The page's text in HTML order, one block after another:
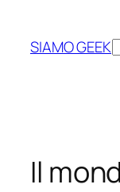
contenuto
SIAMO GEEK
Il